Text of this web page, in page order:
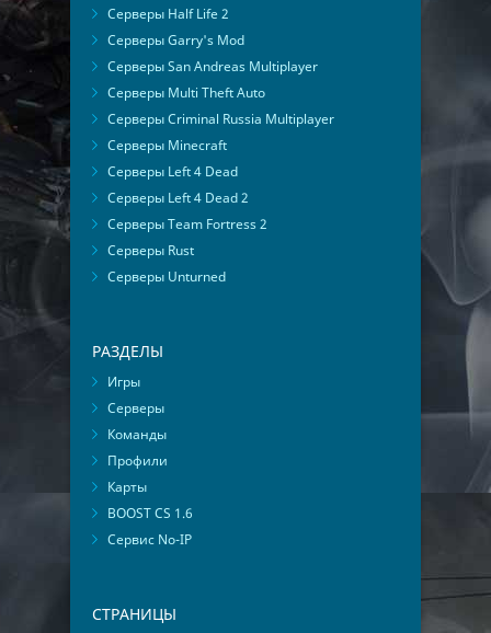
Серверы Half Life 2
Серверы Garry's Mod
Серверы San Andreas Multiplayer
Серверы Multi Theft Auto
Серверы Criminal Russia Multiplayer
Серверы Minecraft
Серверы Left 4 Dead
Серверы Left 4 Dead 2
Серверы Team Fortress 2
Серверы Rust
Серверы Unturned
РАЗДЕЛЫ
Игры
Серверы
Команды
Профили
Карты
BOOST CS 1.6
Сервис No-IP
СТРАНИЦЫ